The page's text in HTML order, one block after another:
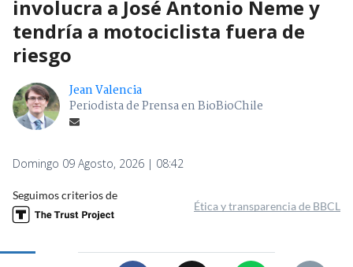
involucra a José Antonio Neme y
tendría a motociclista fuera de
riesgo
Jean Valencia
Periodista de Prensa en BioBioChile
Domingo 09 Agosto, 2026 | 08:42
Seguimos criterios de
Ética y transparencia de BBCL